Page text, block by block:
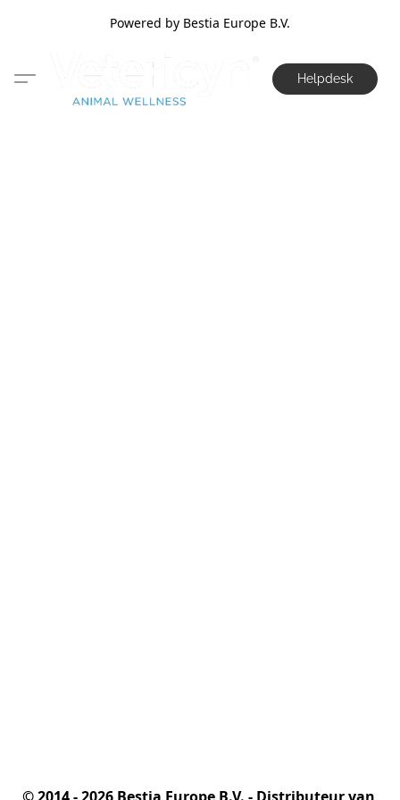
Powered by Bestia Europe B.V.
Helpdesk